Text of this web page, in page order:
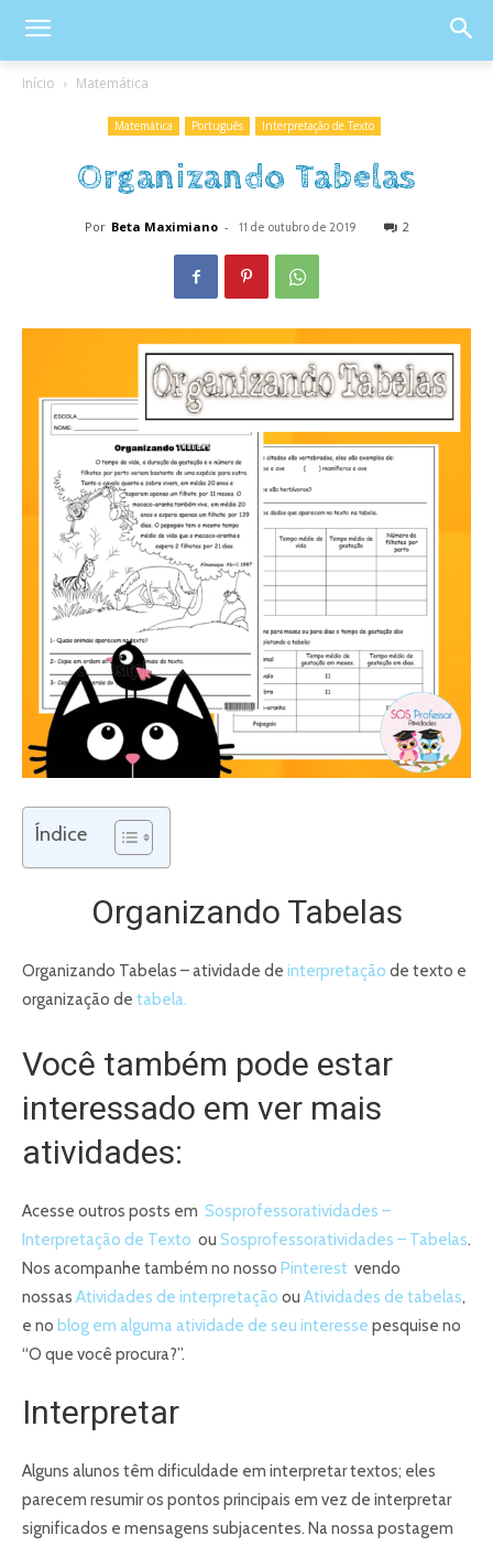
Início Matemática
Matemática Português Interpretação de Texto
Organizando Tabelas
Por Beta Maximiano - 11 de outubro de 2019 2
Índice
Organizando Tabelas
Organizando Tabelas – atividade de interpretação de texto e
organização de tabela.
Você também pode estar
interessado em ver mais
atividades:
Acesse outros posts em Sosprofessoratividades –
Interpretação de Texto ou Sosprofessoratividades – Tabelas.
Nos acompanhe também no nosso Pinterest vendo
nossas Atividades de interpretação ou Atividades de tabelas,
e no blog em alguma atividade de seu interesse pesquise no
“O que você procura?”.
Interpretar
Alguns alunos têm dificuldade em interpretar textos; eles
parecem resumir os pontos principais em vez de interpretar
significados e mensagens subjacentes. Na nossa postagem